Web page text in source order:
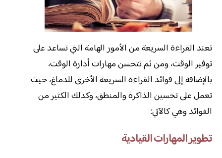
تعتد القراءة السريعة من الأمور الهامة التي تساعد على
توفير الوقت، ومن ثم تتحسن مهارات أدارة الوقت،
بالإضافة إلى فوائد القراءة السريعة الأخرى للدماغ، حيث
تعمل على تحسين الذاكرة والمنطق، وكذلك الكثير من
الفوائد وهي كالآتي:
تطوير المهارات القيادية